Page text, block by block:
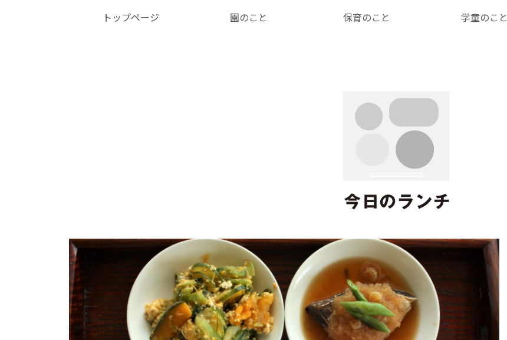
トップページ 園のこと 保育のこと 学童のこと